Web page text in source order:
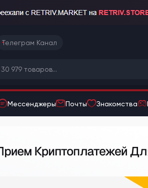
Телеграм Канал
Мессенджеры Почты Знакомства